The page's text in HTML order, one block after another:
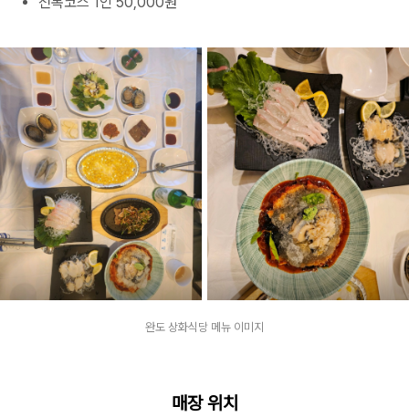
완도 상화식당 메뉴 이미지
매장 위치